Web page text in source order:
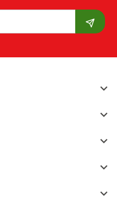




